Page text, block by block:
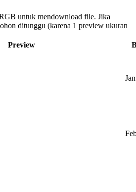
untuk mendownload file. Jika
ditunggu (karena 1 preview ukuran
Preview